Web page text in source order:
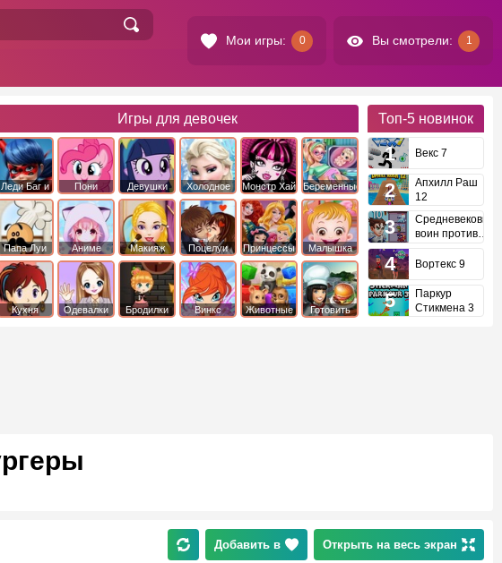
Мои игры: 0 Вы смотрели: 1
Игры для девочек
Леди Баг и
Супер Кот
Пони
Дружба это
Девушки
Эквестрии
Холодное
Сердце
Монстр Хай Беременные
Папа Луи Аниме Макияж Поцелуи
Принцессы
Диснея
Малышка
Хейзел
Кухня
Одевалки Бродилки Винкс Животные
Готовить
Топ-5 новинок
Векс 7
Апхилл Раш
12
Средневековый
воин против
Вортекс 9
Паркур
Стикмена 3
Добавить в Открыть на весь экран